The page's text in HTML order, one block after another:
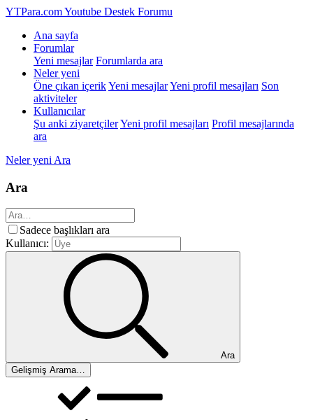
YTPara.comYoutube Destek Forumu
Ana sayfa
Forumlar
Yeni mesajlar Forumlarda ara
Neler yeni
Öne çıkan içerikYeni mesajlarYeni profil mesajları Son
aktiviteler
Kullanıcılar
Şu anki ziyaretçilerYeni profil mesajları Profil mesajlarında
ara
Neler yeni Ara
Ara
Sadece başlıkları ara
Kullanıcı:
Ara
Gelişmiş Arama…